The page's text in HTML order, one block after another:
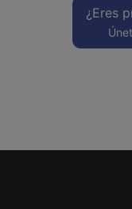
¿Eres